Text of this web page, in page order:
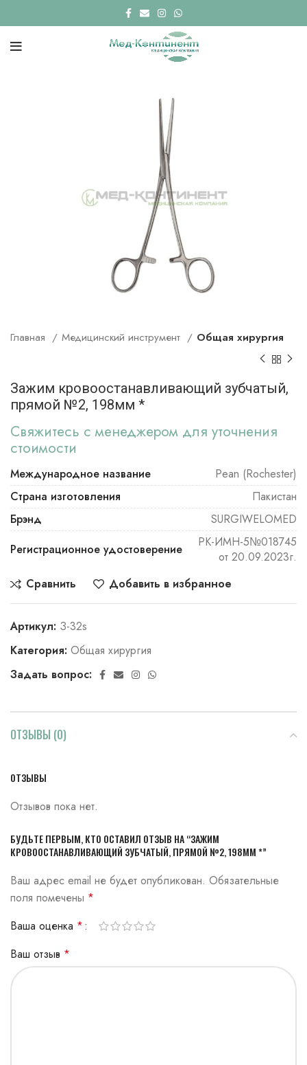
Главная Медицинский инструмент Общая хирургия
Зажим кровоостанавливающий зубчатый,
прямой №2, 198мм *
Свяжитесь с менеджером для уточнения
стоимости
Международное название
Pean (Rochester)
Страна изготовления
Пакистан
Брэнд
SURGIWELOMED
Регистрационное удостоверение
РК-ИМН-5№018745
от 20.09.2023г.
Сравнить
Добавить в избранное
Артикул: З-32s
Категория: Общая хирургия
Задать вопрос:
ОТЗЫВЫ (0)
ОТЗЫВЫ
Отзывов пока нет.
БУДЬТЕ ПЕРВЫМ, КТО ОСТАВИЛ ОТЗЫВ НА “ЗАЖИМ
КРОВООСТАНАВЛИВАЮЩИЙ ЗУБЧАТЫЙ, ПРЯМОЙ №2, 198ММ *”
Ваш адрес email не будет опубликован. Обязательные
поля помечены *
Ваша оценка *
Ваш отзыв *